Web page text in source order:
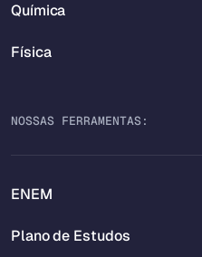
Química
Física
NOSSAS FERRAMENTAS:
ENEM
Plano de Estudos